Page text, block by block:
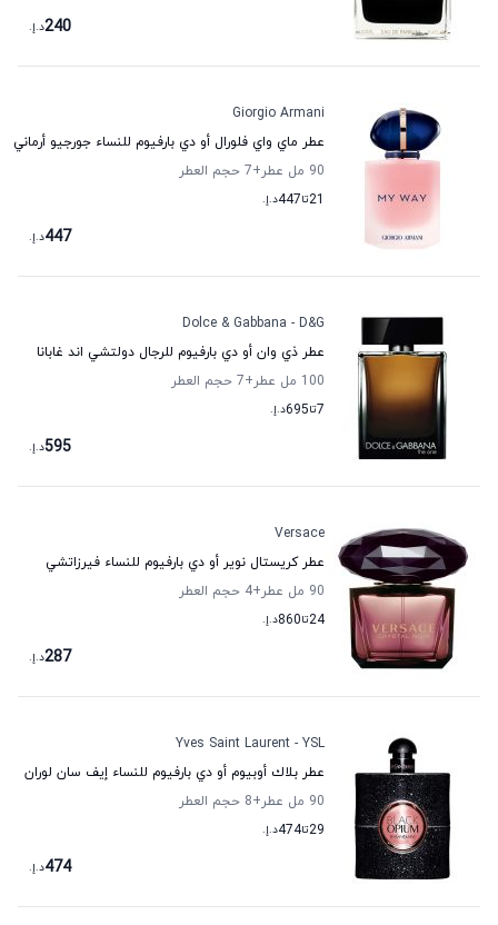
240د.إ.
Giorgio Armani
عطر ماي واي فلورال أو دي بارفيوم للنساء جورجيو أرماني
90 مل عطر
+7
حجم العطر
21تا447د.إ.
447د.إ.
Dolce & Gabbana - D&G
عطر ذي وان أو دي بارفيوم للرجال دولتشي اند غابانا
100 مل عطر
+7
حجم العطر
7تا695د.إ.
595د.إ.
Versace
عطر كريستال نوير أو دي بارفيوم للنساء فيرزاتشي
90 مل عطر
+4
حجم العطر
24تا860د.إ.
287د.إ.
Yves Saint Laurent - YSL
عطر بلاك أوبيوم أو دي بارفيوم للنساء إيف سان لوران
90 مل عطر
+8
حجم العطر
29تا474د.إ.
474د.إ.